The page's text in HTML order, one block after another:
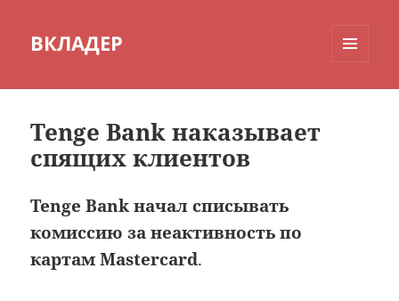
ВКЛАДЕР
Tenge Bank наказывает
спящих клиентов
Tenge Bank начал списывать
комиссию за неактивность по
картам Mastercard.